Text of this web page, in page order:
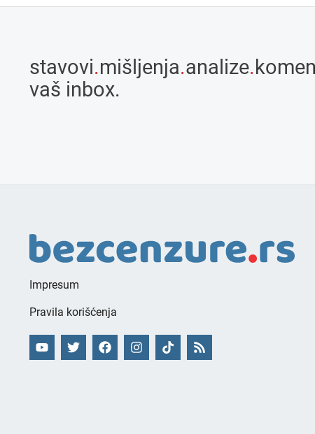
stavovi.mišljenja.analize.
vaš inbox.
Impresum
Pravila korišćenja